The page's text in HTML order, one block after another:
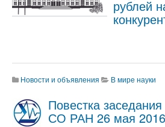
рублей
Новости и объявления В мире науки
Повестка
СО РАН 26 мая